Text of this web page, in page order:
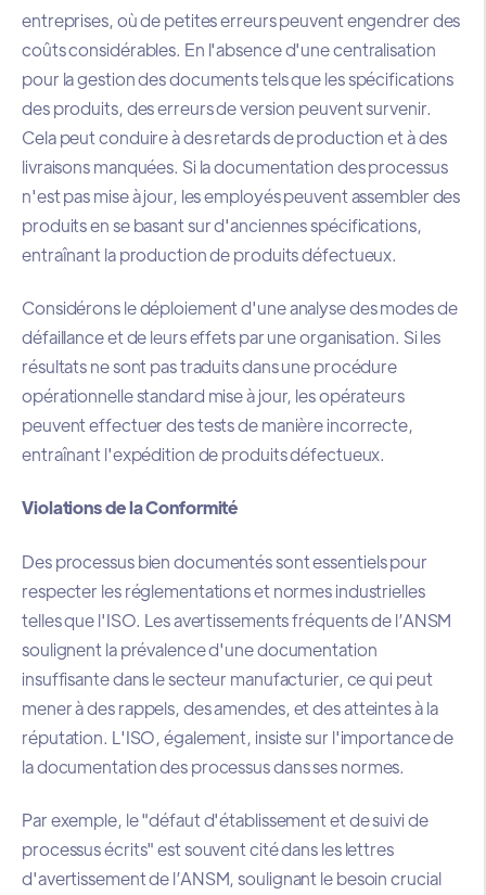
entreprises, où de petites erreurs peuvent engendrer des
coûts considérables. En l'absence d'une centralisation
pour la gestion des documents tels que les spécifications
des produits, des erreurs de version peuvent survenir.
Cela peut conduire à des retards de production et à des
livraisons manquées. Si la documentation des processus
n'est pas mise à jour, les employés peuvent assembler des
produits en se basant sur d'anciennes spécifications,
entraînant la production de produits défectueux.
Considérons le déploiement d'une analyse des modes de
défaillance et de leurs effets par une organisation. Si les
résultats ne sont pas traduits dans une procédure
opérationnelle standard mise à jour, les opérateurs
peuvent effectuer des tests de manière incorrecte,
entraînant l'expédition de produits défectueux.
Violations de la Conformité
Des processus bien documentés sont essentiels pour
respecter les réglementations et normes industrielles
telles que l'ISO. Les avertissements fréquents de l’ANSM
soulignent la prévalence d'une documentation
insuffisante dans le secteur manufacturier, ce qui peut
mener à des rappels, des amendes, et des atteintes à la
réputation. L'ISO, également, insiste sur l'importance de
la documentation des processus dans ses normes.
Par exemple, le "défaut d'établissement et de suivi de
processus écrits" est souvent cité dans les lettres
d'avertissement de l’ANSM, soulignant le besoin crucial